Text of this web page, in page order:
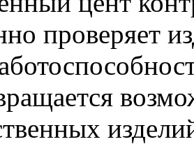
проверяет